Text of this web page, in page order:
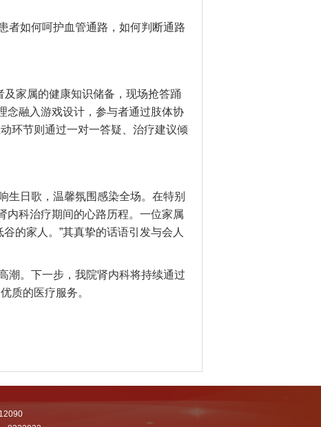
者如何呵护血管通路，如何判断通路
及家属的健康知识储备，现场抢答踊
念融入游戏设计，参与者通过肢体协
环节则通过一对一答疑、治疗建议倾
生日歌，温馨氛围感染全场。在特别
内科治疗期间的心路历程。一位家属
的家人。”其真挚的话语引发与会人
潮。下一步，我院肾内科将持续通过
质的医疗服务。